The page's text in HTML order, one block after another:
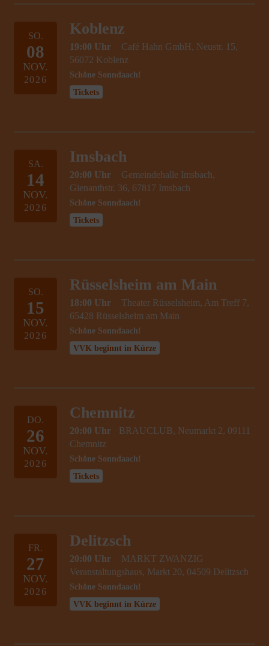
SO.
08
NOV.
2026
Koblenz
19:00 Uhr
Café Hahn GmbH, Neustr. 15,
56072 Koblenz
Schöne Sonndaach!
Tickets
SA.
14
NOV.
2026
Imsbach
20:00 Uhr
Gemeindehalle Imsbach,
Gienanthstr. 36, 67817 Imsbach
Schöne Sonndaach!
Tickets
SO.
15
NOV.
2026
Rüsselsheim am Main
18:00 Uhr
Theater Rüsselsheim, Am Treff 7,
65428 Rüsselsheim am Main
Schöne Sonndaach!
VVK beginnt in Kürze
DO.
26
NOV.
2026
Chemnitz
20:00 Uhr
BRAUCLUB, Neumarkt 2, 09111
Chemnitz
Schöne Sonndaach!
Tickets
FR.
27
NOV.
2026
Delitzsch
20:00 Uhr
MARKT ZWANZIG
Veranstaltungshaus, Markt 20, 04509 Delitzsch
Schöne Sonndaach!
VVK beginnt in Kürze